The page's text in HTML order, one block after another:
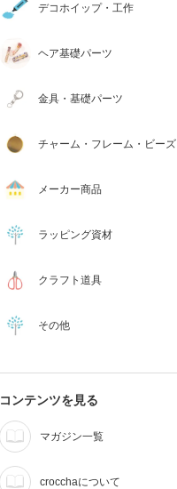
デコホイップ・工作
ヘア基礎パーツ
金具・基礎パーツ
チャーム・フレーム・ビーズ
メーカー商品
ラッピング資材
クラフト道具
その他
コンテンツを見る
マガジン一覧
crocchaについて